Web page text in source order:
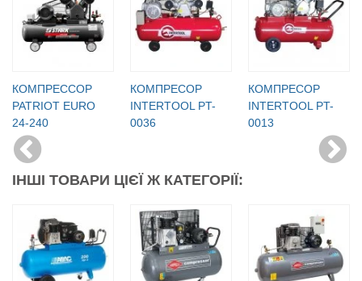
КОМПРЕССОР
PATRIOT EURO
24-240
КОМПРЕСОР
INTERTOOL PT-
0036
КОМПРЕСОР
INTERTOOL PT-
0013
ІНШІ ТОВАРИ ЦІЄЇ Ж КАТЕГОРІЇ: